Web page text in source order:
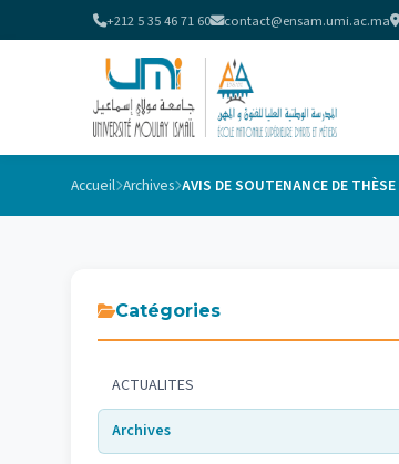
+212 5 35 46 71 60 contact@ensam.umi.ac.ma
Accueil Archives AVIS DE SOUTENANCE DE THÈSE
Catégories
ACTUALITES
Archives